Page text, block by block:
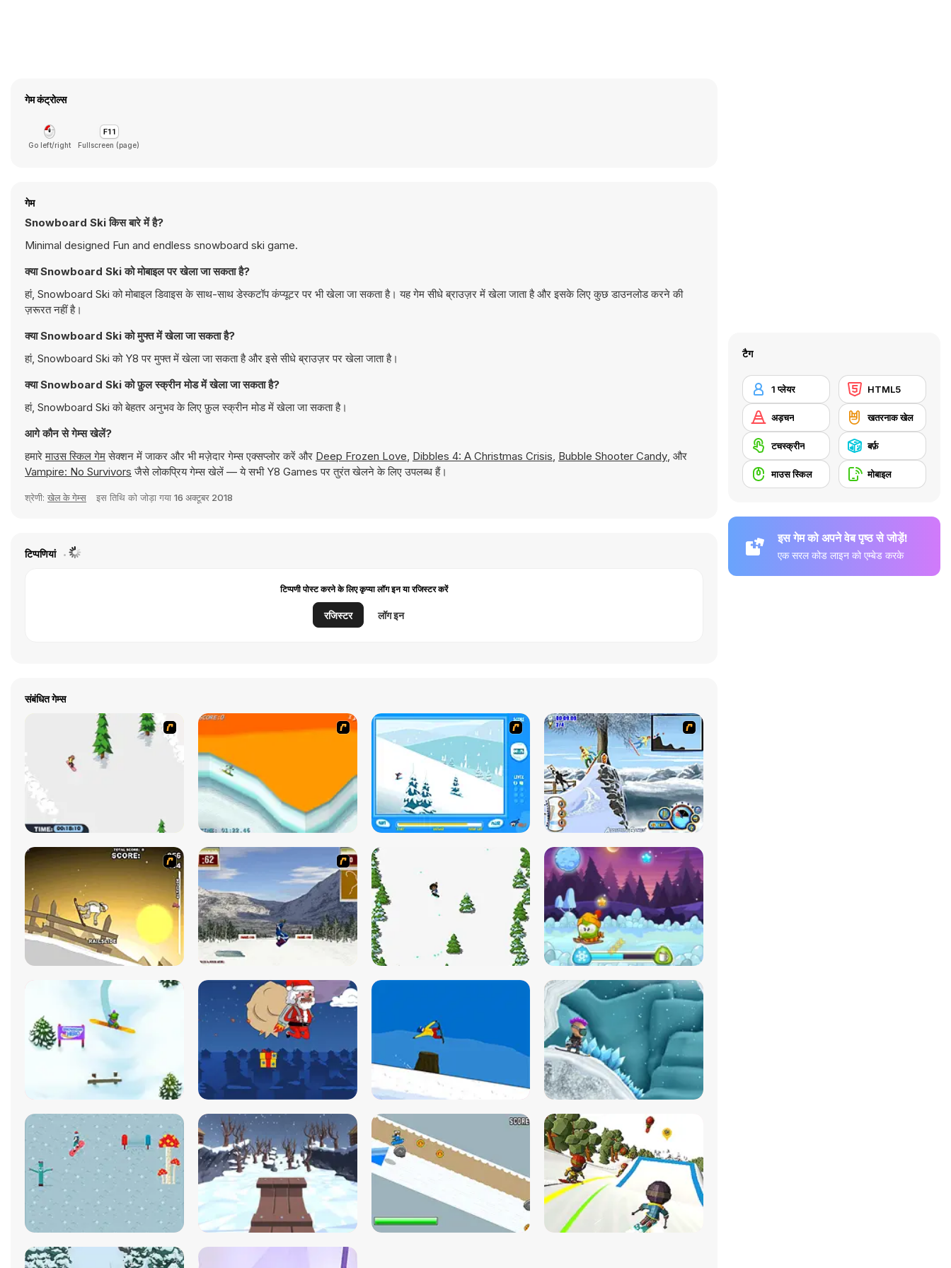
गेम कंट्रोल्स
Go left/right Fullscreen (page)
गेम
Snowboard Ski किस बारे में है?
Minimal designed Fun and endless snowboard ski game.
क्या Snowboard Ski को मोबाइल पर खेला जा सकता है?
हां, Snowboard Ski को मोबाइल डिवाइस के साथ-साथ डेस्कटॉप कंप्यूटर पर भी खेला जा सकता है। यह गेम सीधे ब्राउज़र में खेला जाता है और इसके लिए कुछ डाउनलोड करने की
ज़रूरत नहीं है।
क्या Snowboard Ski को मुफ्त में खेला जा सकता है?
हां, Snowboard Ski को Y8 पर मुफ्त में खेला जा सकता है और इसे सीधे ब्राउज़र पर खेला जाता है।
क्या Snowboard Ski को फ़ुल स्क्रीन मोड में खेला जा सकता है?
हां, Snowboard Ski को बेहतर अनुभव के लिए फ़ुल स्क्रीन मोड में खेला जा सकता है।
आगे कौन से गेम्स खेलें?
हमारेमाउस स्किल गेमसेक्शन में जाकर और भी मज़ेदार गेम्स एक्सप्लोर करें और Deep Frozen Love, Dibbles 4: A Christmas Crisis, Bubble Shooter Candy, और
Vampire: No Survivors जैसे लोकप्रिय गेम्स खेलें — ये सभी Y8 Games पर तुरंत खेलने के लिए उपलब्ध हैं।
श्रेणी: खेल के गेम्स इस तिथि को जोड़ा गया 16 अक्टूबर 2018
टिप्पणियां
टिप्पणी पोस्ट करने के लिए कृप्या लॉग इन या रजिस्टर करें
रजिस्टर लॉग इन
संबंधित गेम्स
टैग
1 प्लेयर HTML5
अड़चन खतरनाक खेल
टचस्क्रीन बर्फ़
माउस स्किल मोबाइल
इस गेम को अपने वेब पृष्ठ से जोड़ें!
एक सरल कोड लाइन को एम्बेड करके